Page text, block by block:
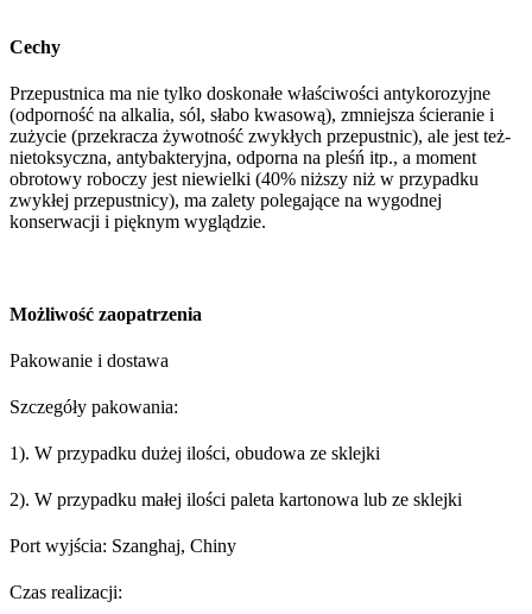
Cechy
Przepustnica ma nie tylko doskonałe właściwości antykorozyjne
(odporność na alkalia, sól, słabo kwasową), zmniejsza ścieranie i
zużycie (przekracza żywotność zwykłych przepustnic), ale jest też-
nietoksyczna, antybakteryjna, odporna na pleśń itp., a moment
obrotowy roboczy jest niewielki (40% niższy niż w przypadku
zwykłej przepustnicy), ma zalety polegające na wygodnej
konserwacji i pięknym wyglądzie.
Możliwość zaopatrzenia
Pakowanie i dostawa
Szczegóły pakowania:
1). W przypadku dużej ilości, obudowa ze sklejki
2). W przypadku małej ilości paleta kartonowa lub ze sklejki
Port wyjścia: Szanghaj, Chiny
Czas realizacji: